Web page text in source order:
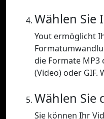
Wählen Sie
Yout ermöglicht
die Formate MP3
(Video) oder GIF.
Wählen Sie
Sie können Ihr